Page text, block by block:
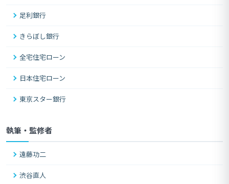
足利銀行
きらぼし銀行
全宅住宅ローン
日本住宅ローン
東京スター銀行
執筆・監修者
遠藤功二
渋谷直人